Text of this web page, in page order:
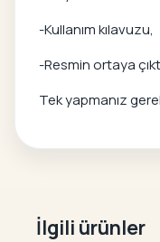
-Kullanım kılavuzu,
-Resmin ortaya
Tek yapmanız
İlgili ürünler